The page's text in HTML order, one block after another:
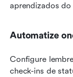
aprendizados
Automatize
Configure
check-ins de